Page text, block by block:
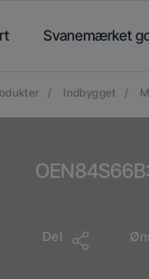
Svanemærket
/ Indbygget /
Del